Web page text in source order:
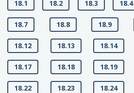
18.1 18.2 18.3 18.4
18.7 18.8 18.9
18.12 18.13 18.14
18.17 18.18 18.19
18.22 18.23 18.24